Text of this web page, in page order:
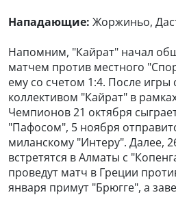
Нападающие: Жоржиньо,
Напомним, "Кайрат" начал
матчем против местного
ему со счетом 1:4. После игры
коллективом "Кайрат" в
Чемпионов 21 октября
"Пафосом", 5 ноября
миланскому "Интеру". Далее,
встретятся в Алматы с
проведут матч в Греции
января примут "Брюгге", а